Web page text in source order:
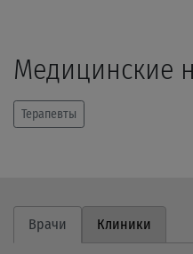
Медицинские
Терапевты
Врачи Клиники